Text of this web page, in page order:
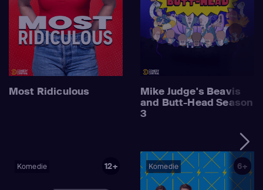
Most Ridiculous
Mike Judge's Beavis
and Butt-Head Season
3
Komedie 12+ Komedie 6+